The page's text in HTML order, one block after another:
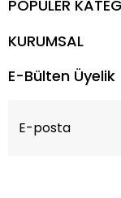
POPÜLER
KURUMSAL
E-Bülten Üyelik